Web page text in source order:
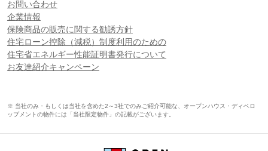
お問い合わせ
企業情報
保険商品の販売に関する勧誘方針
住宅ローン控除（減税）制度利用のための
住宅省エネルギー性能証明書発行について
お友達紹介キャンペーン
※ 当社のみ・もしくは当社を含めた2～3社でのみご紹介可能な、オープンハウス・ディベロ
ップメントの物件には「当社限定物件」の記載がございます。